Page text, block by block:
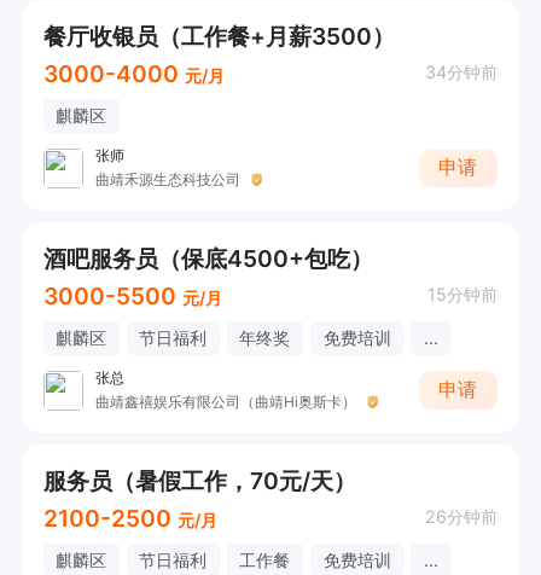
餐厅收银员（工作餐+月薪3500）
3000-4000 元/月 34分钟前
麒麟区
张师
曲靖禾源生态科技公司
申请
酒吧服务员（保底4500+包吃）
3000-5500 元/月 15分钟前
麒麟区 节日福利 年终奖 免费培训 ...
张总
曲靖鑫禧娱乐有限公司（曲靖Hi奥斯卡）
申请
服务员（暑假工作，70元/天）
2100-2500 元/月 26分钟前
麒麟区 节日福利 工作餐 免费培训 ...